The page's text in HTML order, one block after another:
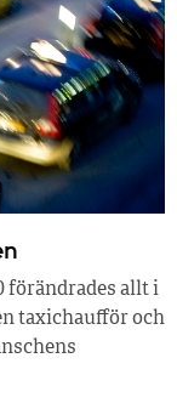
förändrades allt i
taxichaufför och